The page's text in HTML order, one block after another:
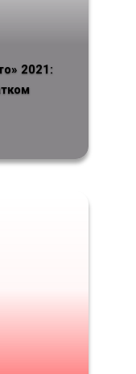
2021: